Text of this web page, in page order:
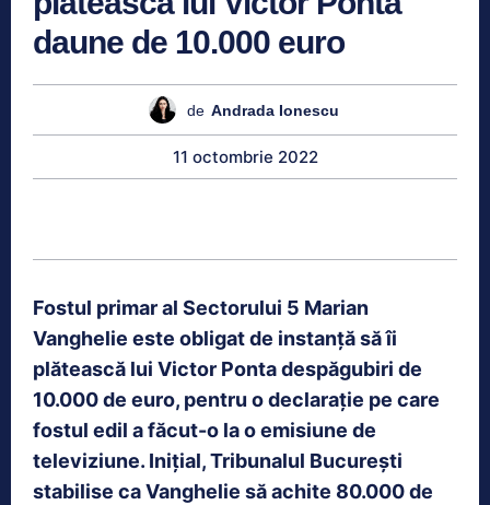
daune de 10.000 euro
de Andrada Ionescu
11 octombrie 2022
Fostul primar al Sectorului 5 Marian
Vanghelie este obligat de instanță să îi
plătească lui Victor Ponta despăgubiri de
10.000 de euro, pentru o declaraţie pe care
fostul edil a făcut-o la o emisiune de
televiziune. Iniţial, Tribunalul Bucureşti
stabilise ca Vanghelie să achite 80.000 de